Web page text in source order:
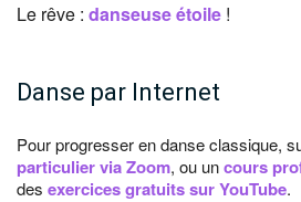
Le rêve : danseuse étoile !
Danse par Internet
Pour progresser en danse classique,
particulier via Zoom, ou uncours
des exercices gratuits sur YouTube.